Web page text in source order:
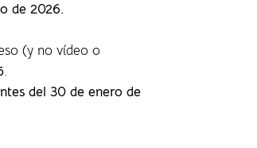
de 2026.
(y no vídeo o
.
del 30 de enero de